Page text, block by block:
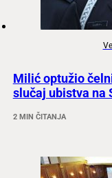
Milić optužio
slučaj ubistva na
2 MIN ČITANJA